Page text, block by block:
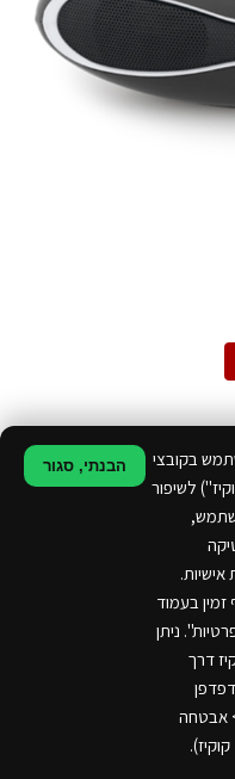
בקובצי
לשיפור
זמין בעמוד
ניתן
דרך
אבטחה
הבנתי, סגור